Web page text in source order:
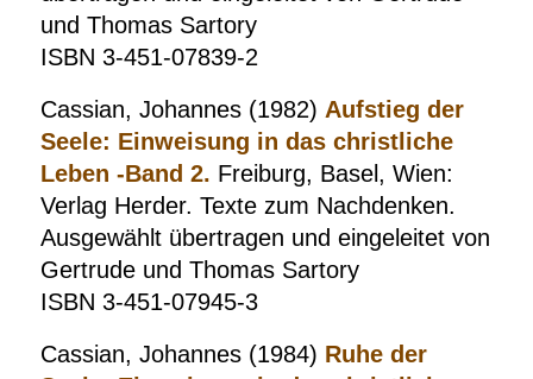
und Thomas Sartory
ISBN 3-451-07839-2
Cassian, Johannes (1982) Aufstieg der
Seele: Einweisung in das christliche
Leben -Band 2. Freiburg, Basel, Wien:
Verlag Herder. Texte zum Nachdenken.
Ausgewählt übertragen und eingeleitet von
Gertrude und Thomas Sartory
ISBN 3-451-07945-3
Cassian, Johannes (1984) Ruhe der